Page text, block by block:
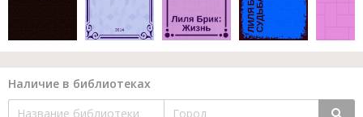
Наличие в библиотеках